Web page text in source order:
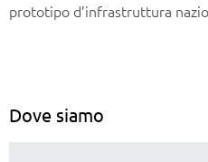
prototipo d’infrastruttura
Dove siamo